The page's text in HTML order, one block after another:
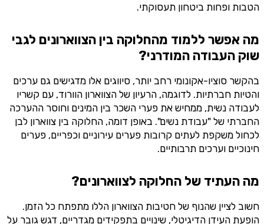
הטבות ופחות ביטחון תעסוקתי.
מה אפשר ללמוד מהחלוקה בין הצווארונים לגבי
שוק העבודה המודרני?
בהקשר סוציו-אקונומי רחב יותר, סיווגים אלו מדגישים גם ערכים
והטיות חברתיות. לדוגמה, הרעיון של הצווארון הוורוד, עם קשריו
לעבודה נשית, ממחיש את פערי השכר בין המינים וחוסר ההערכה
החברתי של "עבודת נשים". באופן דומה, החלוקה בין צווארון לבן
לכחול משקפת לעתים קרובות פערים עירוניים וכפריים, פערים
חינוכיים וערכים תרבותיים.
מה העתיד של החלוקה לצווארונים?
חשוב לציין שהנוף של חטיבות הצווארון הללו מתפתח כל הזמן.
הופעת העידן הדיגיטלי, שינויים בתפקידים מגדריים, דגש גובר על